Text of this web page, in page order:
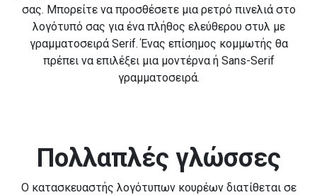
σας. Μπορείτε να προσθέσετε μια ρετρό πινελιά στο
λογότυπό σας για ένα πλήθος ελεύθερου στυλ με
γραμματοσειρά Serif. Ένας επίσημος κομμωτής θα
πρέπει να επιλέξει μια μοντέρνα ή Sans-Serif
γραμματοσειρά.
Πολλαπλές γλώσσες
Ο κατασκευαστής λογότυπων κουρέων διατίθεται σε